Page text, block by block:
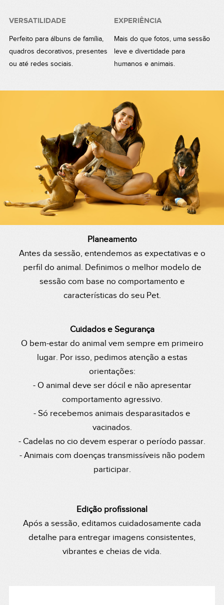
VERSATILIDADE
Perfeito para álbuns de família,
quadros decorativos, presentes
ou até redes sociais.
EXPERIÊNCIA
Mais do que fotos, uma sessão
leve e divertidade para
humanos e animais.
Planeamento
Antes da sessão, entendemos as expectativas e o
perfil do animal. Definimos o melhor modelo de
sessão com base no comportamento e
características do seu Pet.
Cuidados e Segurança
O bem-estar do animal vem sempre em primeiro
lugar. Por isso, pedimos atenção a estas
orientações:
- O animal deve ser dócil e não apresentar
comportamento agressivo.
- Só recebemos animais desparasitados e
vacinados.
- Cadelas no cio devem esperar o período passar.
- Animais com doenças transmissíveis não podem
participar.
Edição profissional
Após a sessão, editamos cuidadosamente cada
detalhe para entregar imagens consistentes,
vibrantes e cheias de vida.